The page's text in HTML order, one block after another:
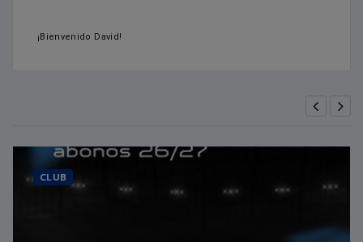
¡Bienvenido David!
CLUB